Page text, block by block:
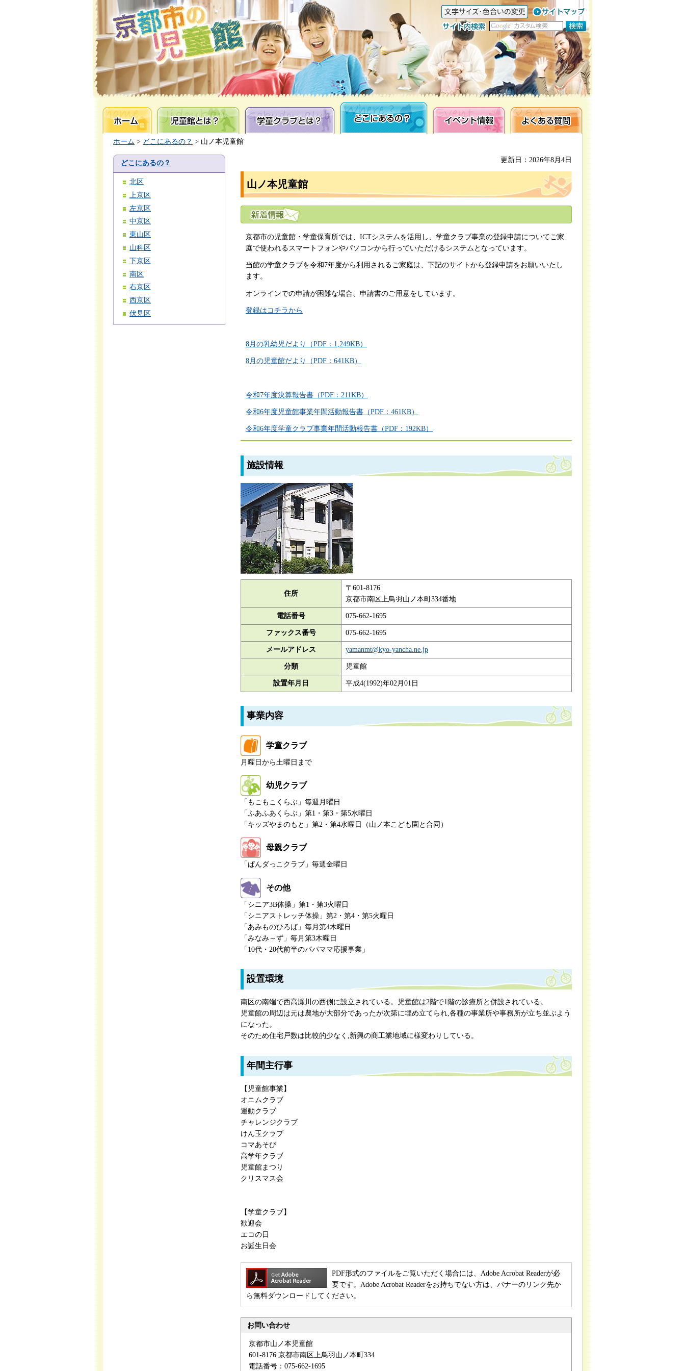
ホーム 児童館とは？ 学童クラブとは？ どこにあるの？ イベント情報 よくある質問
ホーム > どこにあるの？ > 山ノ本児童館
どこにあるの？
北区
上京区
左京区
中京区
東山区
山科区
下京区
南区
右京区
西京区
伏見区
更新日：2026年8月4日
山ノ本児童館
京都市の児童館・学童保育所では、ICTシステムを活用し、学童クラブ事業の登録申請についてご家
庭で使われるスマートフォンやパソコンから行っていただけるシステムとなっています。
当館の学童クラブを令和7年度から利用されるご家庭は、下記のサイトから登録申請をお願いいたし
ます。
オンラインでの申請が困難な場合、申請書のご用意をしています。
登録はコチラから
8月の乳幼児だより（PDF：1,249KB）
8月の児童館だより（PDF：641KB）
令和7年度決算報告書（PDF：211KB）
令和6年度児童館事業年間活動報告書（PDF：461KB）
令和6年度学童クラブ事業年間活動報告書（PDF：192KB）
施設情報
住所
〒601-8176
京都市南区上鳥羽山ノ本町334番地
電話番号 075-662-1695
ファックス番号 075-662-1695
メールアドレス yamanmt@kyo-yancha.ne.jp
分類 児童館
設置年月日 平成4(1992)年02月01日
事業内容
学童クラブ
月曜日から土曜日まで
幼児クラブ
「もこもこくらぶ」毎週月曜日
「ふあふあくらぶ」第1・第3・第5水曜日
「キッズやまのもと」第2・第4水曜日（山ノ本こども園と合同）
母親クラブ
「ぱんダっこクラブ」毎週金曜日
その他
「シニア3B体操」第1・第3火曜日
「シニアストレッチ体操」第2・第4・第5火曜日
「あみものひろば」毎月第4木曜日
「みなみ～ず」毎月第3木曜日
「10代・20代前半のパパママ応援事業」
設置環境
南区の南端で西高瀬川の西側に設立されている。児童館は2階で1階の診療所と併設されている。
児童館の周辺は元は農地が大部分であったが次第に埋め立てられ,各種の事業所や事務所が立ち並ぶよう
になった。
そのため住宅戸数は比較的少なく,新興の商工業地域に様変わりしている。
年間主行事
【児童館事業】
オニムクラブ
運動クラブ
チャレンジクラブ
けん玉クラブ
コマあそび
高学年クラブ
児童館まつり
クリスマス会
【学童クラブ】
歓迎会
エコの日
お誕生日会
PDF形式のファイルをご覧いただく場合には、Adobe Acrobat Readerが必
要です。Adobe Acrobat Readerをお持ちでない方は、バナーのリンク先か
ら無料ダウンロードしてください。
お問い合わせ
京都市山ノ本児童館
601-8176 京都市南区上鳥羽山ノ本町334
電話番号：075-662-1695